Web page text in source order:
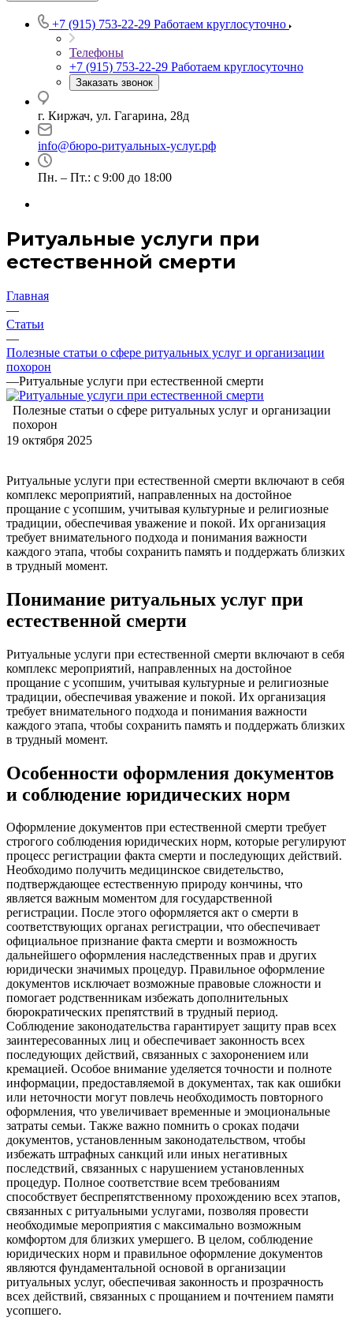
+7 (915) 753-22-29 Работаем круглосуточно
Телефоны
+7 (915) 753-22-29 Работаем круглосуточно
Заказать звонок
г. Киржач, ул. Гагарина, 28д
info@бюро-ритуальных-услуг.рф
Пн. – Пт.: с 9:00 до 18:00
Ритуальные услуги при
естественной смерти
Главная
—
Статьи
—
Полезные статьи о сфере ритуальных услуг и организации
похорон
—Ритуальные услуги при естественной смерти
Полезные статьи о сфере ритуальных услуг и организации
похорон
19 октября 2025
Ритуальные услуги при естественной смерти включают в себя
комплекс мероприятий, направленных на достойное
прощание с усопшим, учитывая культурные и религиозные
традиции, обеспечивая уважение и покой. Их организация
требует внимательного подхода и понимания важности
каждого этапа, чтобы сохранить память и поддержать близких
в трудный момент.
Понимание ритуальных услуг при
естественной смерти
Ритуальные услуги при естественной смерти включают в себя
комплекс мероприятий, направленных на достойное
прощание с усопшим, учитывая культурные и религиозные
традиции, обеспечивая уважение и покой. Их организация
требует внимательного подхода и понимания важности
каждого этапа, чтобы сохранить память и поддержать близких
в трудный момент.
Особенности оформления документов
и соблюдение юридических норм
Оформление документов при естественной смерти требует
строгого соблюдения юридических норм, которые регулируют
процесс регистрации факта смерти и последующих действий.
Необходимо получить медицинское свидетельство,
подтверждающее естественную природу кончины, что
является важным моментом для государственной
регистрации. После этого оформляется акт о смерти в
соответствующих органах регистрации, что обеспечивает
официальное признание факта смерти и возможность
дальнейшего оформления наследственных прав и других
юридически значимых процедур. Правильное оформление
документов исключает возможные правовые сложности и
помогает родственникам избежать дополнительных
бюрократических препятствий в трудный период.
Соблюдение законодательства гарантирует защиту прав всех
заинтересованных лиц и обеспечивает законность всех
последующих действий, связанных с захоронением или
кремацией. Особое внимание уделяется точности и полноте
информации, предоставляемой в документах, так как ошибки
или неточности могут повлечь необходимость повторного
оформления, что увеличивает временные и эмоциональные
затраты семьи. Также важно помнить о сроках подачи
документов, установленным законодательством, чтобы
избежать штрафных санкций или иных негативных
последствий, связанных с нарушением установленных
процедур. Полное соответствие всем требованиям
способствует беспрепятственному прохождению всех этапов,
связанных с ритуальными услугами, позволяя провести
необходимые мероприятия с максимально возможным
комфортом для близких умершего. В целом, соблюдение
юридических норм и правильное оформление документов
являются фундаментальной основой в организации
ритуальных услуг, обеспечивая законность и прозрачность
всех действий, связанных с прощанием и почтением памяти
усопшего.